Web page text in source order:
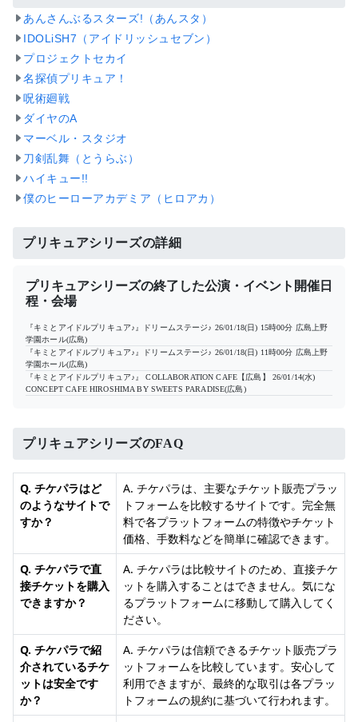
あんさんぶるスターズ!（あんスタ）
IDOLiSH7（アイドリッシュセブン）
プロジェクトセカイ
名探偵プリキュア！
呪術廻戦
ダイヤのA
マーベル・スタジオ
刀剣乱舞（とうらぶ）
ハイキュー!!
僕のヒーローアカデミア（ヒロアカ）
プリキュアシリーズの詳細
プリキュアシリーズの終了した公演・イベント開催日
程・会場
『キミとアイドルプリキュア♪』ドリームステージ♪ 26/01/18(日) 15時00分 広島上野
学園ホール(広島)
『キミとアイドルプリキュア♪』ドリームステージ♪ 26/01/18(日) 11時00分 広島上野
学園ホール(広島)
『キミとアイドルプリキュア♪』 COLLABORATION CAFE【広島】
26/01/14(水)
CONCEPT CAFE HIROSHIMA BY SWEETS PARADISE(広島)
プリキュアシリーズのFAQ
Q. チケパラはど
のようなサイトで
すか？
A. チケパラは、主要なチケット販売プラッ
トフォームを比較するサイトです。完全無
料で各プラットフォームの特徴やチケット
価格、手数料などを簡単に確認できます。
Q. チケパラで直
接チケットを購入
できますか？
A. チケパラは比較サイトのため、直接チケ
ットを購入することはできません。気にな
るプラットフォームに移動して購入してく
ださい。
Q. チケパラで紹
介されているチケ
ットは安全です
か？
A. チケパラは信頼できるチケット販売プラ
ットフォームを比較しています。安心して
利用できますが、最終的な取引は各プラッ
トフォームの規約に基づいて行われます。